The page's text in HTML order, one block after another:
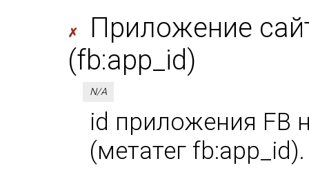
✗
Приложение
(fb:app_id)
N/A
id приложения FB
(метатег